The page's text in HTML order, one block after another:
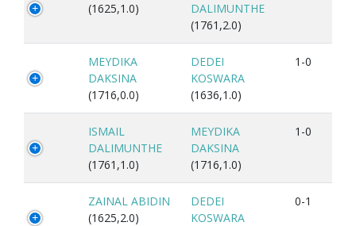
(1625,1.0)
DALIMUNTHE
(1761,2.0)
MEYDIKA
DAKSINA
(1716,0.0)
DEDEI
KOSWARA
(1636,1.0)
1-0
ISMAIL
DALIMUNTHE
(1761,1.0)
MEYDIKA
DAKSINA
(1716,1.0)
1-0
ZAINAL ABIDIN
(1625,2.0)
DEDEI
KOSWARA
0-1